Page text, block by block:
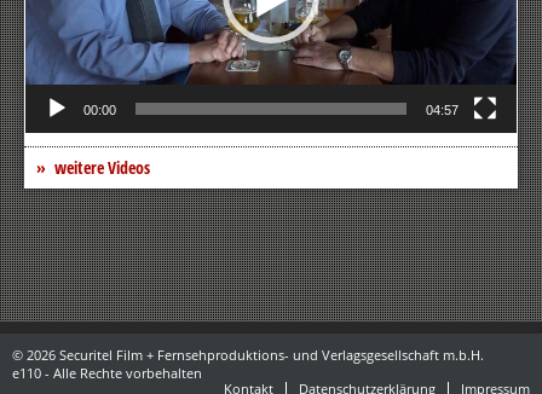
00:00 04:57
weitere Videos
© 2026 Securitel Film + Fernsehproduktions- und Verlagsgesellschaft m.b.H.
e110 - Alle Rechte vorbehalten
Kontakt
Datenschutzerklärung Impressum